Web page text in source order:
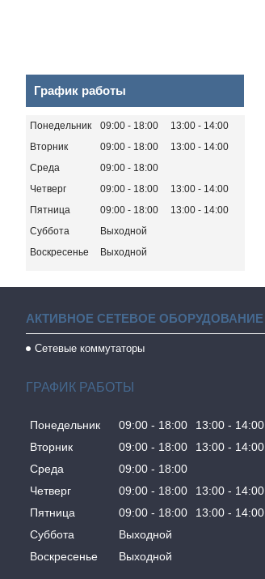
График работы
Понедельник 09:00 18:00 13:00
14:00
Вторник
09:00 18:00 13:00
14:00
Среда
09:00
18:00
Четверг
09:00 18:00 13:00
14:00
Пятница
09:00 18:00 13:00
14:00
Суббота
Выходной
Воскресенье
Выходной
АКТИВНОЕ СЕТЕВОЕ ОБОРУДОВАНИЕ
Сетевые коммутаторы
ГРАФИК РАБОТЫ
Понедельник 09:00 18:00 13:00
14:00
Вторник
09:00 18:00 13:00
14:00
Среда
09:00
18:00
Четверг
09:00 18:00 13:00
14:00
Пятница
09:00 18:00 13:00
14:00
Суббота
Выходной
Воскресенье
Выходной